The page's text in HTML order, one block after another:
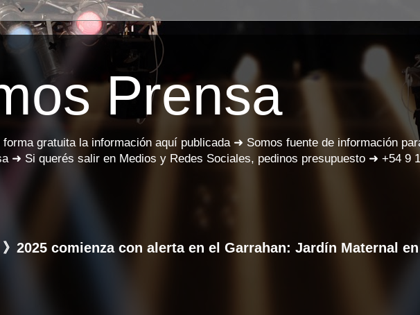
Prensa
gratuita la información aquí publicada ➜ Somos fuente de información
➜ Si querés salir en Medios y Redes Sociales, pedinos presupuesto ➜ +54 9
2025 comienza con alerta en el Garrahan: Jardín Maternal en